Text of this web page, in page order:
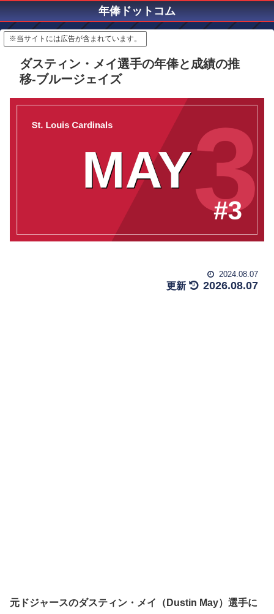
年俸ドットコム
※当サイトには広告が含まれています。
ダスティン・メイ選手の年俸と成績の推
移-ブルージェイズ
2024.08.07
2026.08.07
元ドジャースのダスティン・メイ（Dustin May）選手に